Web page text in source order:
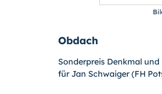
Obdach
Sonderpreis Denkmal
für Jan Schwaiger (FH